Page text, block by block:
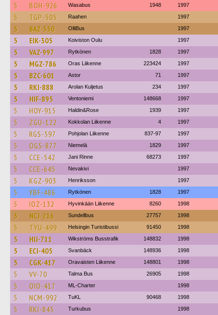
5 BOH-926 Wasabus 1948 1997
5 TGP-505 Raahen 1997
5 BAZ-550 OlliBus 1997
5 EIK-305 Koiviston Oulu 1997
5 VAZ-997 Rytkönen 1828 1997
5 MGZ-786 Oras Liikenne 223424 1997
5 BZC-601 Astor 71 1997
5 RKI-888 Arolan Kuljetus 234 1997
5 HIF-895 Ventoniemi 148668 1997
5 HOY-915 Haldin&Rose 1939 1997
5 ZGU-122 Kokkolan Liikenne 4 1997
5 RGS-597 Pohjolan Liikenne 837-97 1997
5 OGS-877 Niemelä 1829 1997
5 CCE-542 Jani Rinne 68273 1997
5 CCE-645 Nevakivi 1997
5 KGZ-903 Henriksson 1997
5 YBF-486 Rytkönen 1828 1997
5 IOZ-132 Hyvinkään Liikenne 8260 1998
5 NCJ-216 Sundellbus 27757 1998
5 TYU-499 Helsingin Turistibussi 91450 1998
5 HIJ-711 Wikströms Busstrafik 148832 1998
5 ECI-405 Svanbäck 148936 1998
5 CGK-417 Oravaisten Liikenne 148801 1998
5 VV-70 Talma Bus 26905 1998
5 OIO-417 ML-Charter 1998
5 NCM-992 TuKL 90468 1998
5 RKI-845 Turkubus 1998